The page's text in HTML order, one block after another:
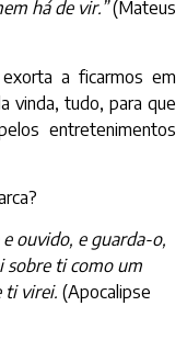
há de vir.”(Mateus
a ficarmos em
vinda, tudo, para que
entretenimentos
ouvido, e guarda-o,
sobre ti como um
ti virei. (Apocalipse